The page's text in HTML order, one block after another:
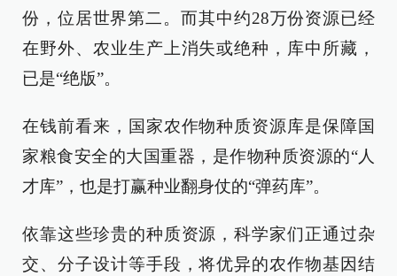
份，位居世界第二。而其中约28万份资源已经
在野外、农业生产上消失或绝种，库中所藏，
已是“绝版”。
在钱前看来，国家农作物种质资源库是保障国
家粮食安全的大国重器，是作物种质资源的“人
才库”，也是打赢种业翻身仗的“弹药库”。
依靠这些珍贵的种质资源，科学家们正通过杂
交、分子设计等手段，将优异的农作物基因结